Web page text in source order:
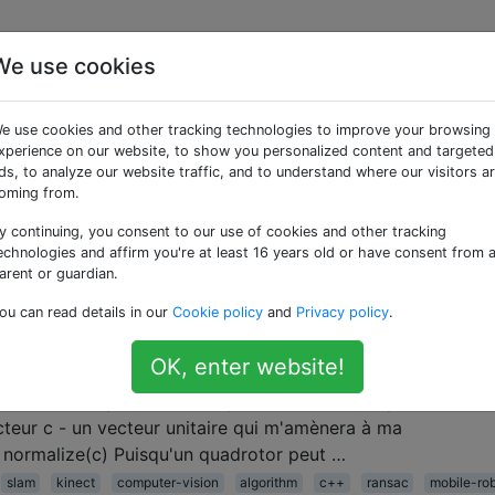
«irobot-create»
Roomba?
entre un Roomba iRobot et le Create? Je veux
jouer avec ROS mais avec le coût de toutes les pièces,
Il est assez facile de trouver des Roombas
cible
connais sa position - , où j'aimerais aller - la position
c - un vecteur unitaire qui m'amènera à ma
Puisqu'un quadrotor peut …
slam kinect computer-vision algorithm c++ ransac
mobile-
use cookies
use cookies and other tracking technologies to improve your browsing
on our website, to show you personalized content and targeted
to analyze our website traffic, and to understand where our visitors
from.
continuing, you consent to our use of cookies and other tracking
and affirm you're at least 16 years old or have consent from a
or guardian.
can read details in our Cookie policy and Privacy policy.
OK, enter website!